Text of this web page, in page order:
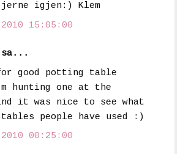
gjerne igjen:) Klem
15:05:00
sa...
good potting table
hunting one at the
and it was nice to see what
people have used :)
00:25:00